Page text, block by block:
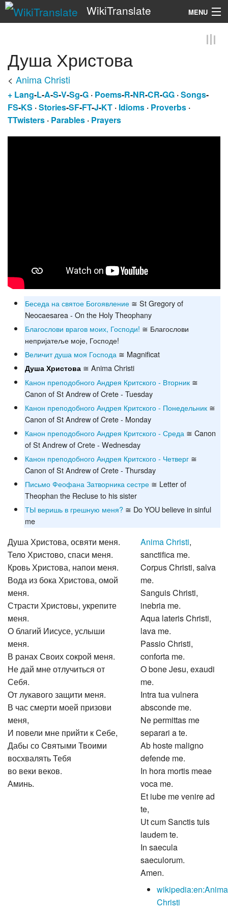
WikiTranslate MENU
Душа Христова
< Anima Christi
+ Lang-L-A-S-V-Sg-G · Poems-R-NR-CR-GG ·Songs-
FS-KS ·Stories-SF-FT-J-KT · Idioms · Proverbs ·
TTwisters · Parables · Prayers
Беседа на святое Богоявление ≅ St Gregory of
Neocaesarea - On the Holy Theophany
Благослови врагов моих, Господи! ≅ Благослови
непријатеље моје, Господе!
Величит душа моя Господа ≅ Magnificat
Душа Христова ≅ Anima Christi
Канон преподобного Андрея Критского - Вторник ≅
Canon of St Andrew of Crete - Tuesday
Канон преподобного Андрея Критского - Понедельник ≅
Canon of St Andrew of Crete - Monday
Канон преподобного Андрея Критского - Среда ≅ Canon
of St Andrew of Crete - Wednesday
Канон преподобного Андрея Критского - Четверг ≅
Canon of St Andrew of Crete - Thursday
Письмо Феофана Затворника сестре ≅ Letter of
Theophan the Recluse to his sister
ТЫ веришь в грешную меня? ≅ Do YOU believe in sinful
me
Душа Христова, освяти меня.
Тело Христово, спаси меня.
Кровь Христова, напои меня.
Вода из бока Христова, омой
меня.
Страсти Христовы, укрепите
меня.
О благий Иисусе, услыши
меня.
В ранах Своих сокрой меня.
Не дай мне отлучиться от
Себя.
От лукавого защити меня.
В час смерти моей призови
меня,
И повели мне прийти к Себе,
Дабы со Cвятыми Твоими
восхвалять Тебя
во веки веков.
Аминь.
Anima Christi,
sanctifica me.
Corpus Christi, salva
me.
Sanguis Christi,
inebria me.
Aqua lateris Christi,
lava me.
Passio Christi,
conforta me.
O bone Jesu, exaudi
me.
Intra tua vulnera
absconde me.
Ne permittas me
separari a te.
Ab hoste maligno
defende me.
In hora mortis meae
voca me.
Et iube me venire ad
te,
Ut cum Sanctis tuis
laudem te.
In saecula
saeculorum.
Amen.
wikipedia:en:Anima
Christi